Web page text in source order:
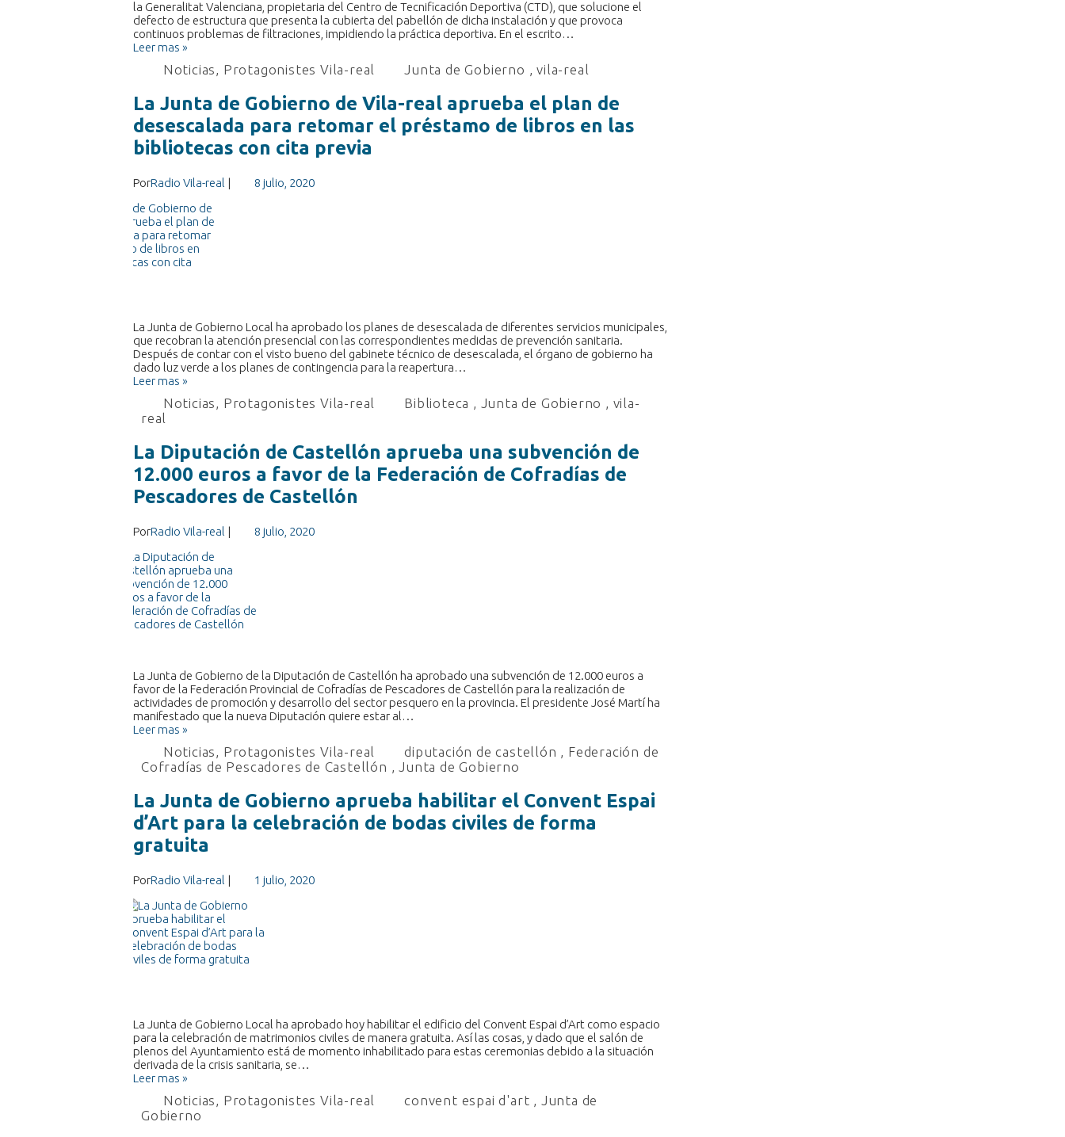
la Generalitat Valenciana, propietaria del Centro de Tecnificación Deportiva (CTD), que solucione el
defecto de estructura que presenta la cubierta del pabellón de dicha instalación y que provoca
continuos problemas de filtraciones, impidiendo la práctica deportiva. En el escrito…
Leer mas »
Noticias, Protagonistes Vila-real Junta de Gobierno ,vila-real
La Junta de Gobierno de Vila-real aprueba el plan de
desescalada para retomar el préstamo de libros en las
bibliotecas con cita previa
PorRadio Vila-real | 8 julio, 2020
La Junta de Gobierno Local ha aprobado los planes de desescalada de diferentes servicios municipales,
que recobran la atención presencial con las correspondientes medidas de prevención sanitaria.
Después de contar con el visto bueno del gabinete técnico de desescalada, el órgano de gobierno ha
dado luz verde a los planes de contingencia para la reapertura…
Leer mas »
Noticias, Protagonistes Vila-real Biblioteca , Junta de Gobierno , vila-
real
La Diputación de Castellón aprueba una subvención de
12.000 euros a favor de la Federación de Cofradías de
Pescadores de Castellón
PorRadio Vila-real | 8 julio, 2020
La Junta de Gobierno de la Diputación de Castellón ha aprobado una subvención de 12.000 euros a
favor de la Federación Provincial de Cofradías de Pescadores de Castellón para la realización de
actividades de promoción y desarrollo del sector pesquero en la provincia. El presidente José Martí ha
manifestado que la nueva Diputación quiere estar al…
Leer mas »
Noticias, Protagonistes Vila-real diputación de castellón , Federación de
Cofradías de Pescadores de Castellón ,Junta de Gobierno
La Junta de Gobierno aprueba habilitar el Convent Espai
d’Art para la celebración de bodas civiles de forma
gratuita
PorRadio Vila-real | 1 julio, 2020
La Junta de Gobierno Local ha aprobado hoy habilitar el edificio del Convent Espai d’Art como espacio
para la celebración de matrimonios civiles de manera gratuita. Así las cosas, y dado que el salón de
plenos del Ayuntamiento está de momento inhabilitado para estas ceremonias debido a la situación
derivada de la crisis sanitaria, se…
Leer mas »
Noticias, Protagonistes Vila-real convent espai d'art , Junta de
Gobierno